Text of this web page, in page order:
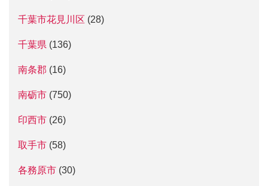
千葉市花見川区 (28)
千葉県 (136)
南条郡 (16)
南砺市 (750)
印西市 (26)
取手市 (58)
各務原市 (30)